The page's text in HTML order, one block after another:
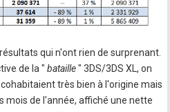
qui n'ont rien de surprenant.
de la " bataille" 3DS/3DS XL, on
très bien à l'origine mais
mois de l'année, affiché une nette